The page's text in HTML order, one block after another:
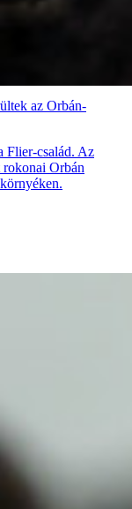
az Orbán-
Flier-család. Az
rokonai Orbán